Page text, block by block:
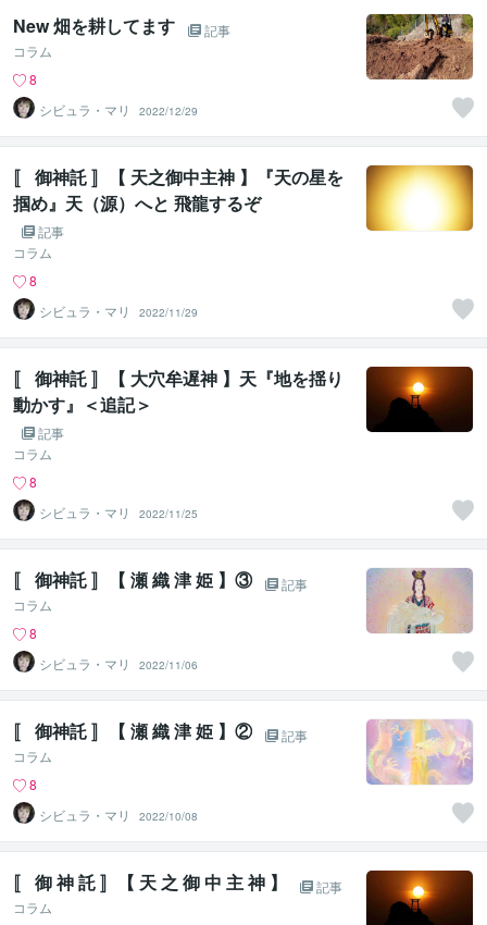
New 畑を耕してます
記事
コラム
8
シビュラ・マリ
2022/12/29
〚 御神託 〛【 天之御中主神 】『天の星を
掴め』天（源）へと 飛龍するぞ
記事
コラム
8
シビュラ・マリ
2022/11/29
〚 御神託 〛【 大穴牟遅神 】天『地を揺り
動かす』＜追記＞
記事
コラム
8
シビュラ・マリ
2022/11/25
〚 御神託 〛【 瀬 織 津 姫 】③
記事
コラム
8
シビュラ・マリ
2022/11/06
〚 御神託 〛【 瀬 織 津 姫 】②
記事
コラム
8
シビュラ・マリ
2022/10/08
〚 御 神 託 〛【 天 之 御 中 主 神 】
記事
コラム